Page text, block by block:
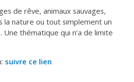
de rêve, animaux sauvages,
la nature ou tout simplement un
thématique qui n’a de limite
suivre ce lien